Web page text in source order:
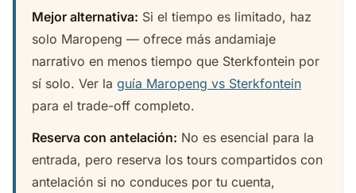
Mejor alternativa: Si el tiempo es limitado, haz
solo Maropeng — ofrece más andamiaje
narrativo en menos tiempo que Sterkfontein por
sí solo. Ver la guía Maropeng vs Sterkfontein
para el trade-off completo.
Reserva con antelación: No es esencial para la
entrada, pero reserva los tours compartidos con
antelación si no conduces por tu cuenta,